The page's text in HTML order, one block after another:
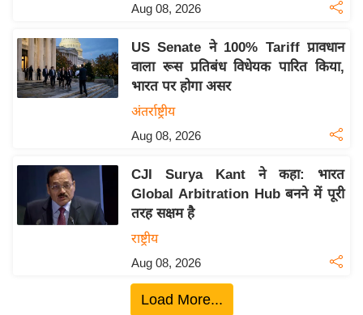
ग
इं
डि
ज
ग
Aug 08, 2026
US Senate ने 100% Tariff प्रावधान
वाला रूस प्रतिबंध विधेयक पारित किया,
भारत पर होगा असर
अंतर्राष्ट्रीय
Aug 08, 2026
CJI Surya Kant ने कहा: भारत
Global Arbitration Hub बनने में पूरी
तरह सक्षम है
राष्ट्रीय
Aug 08, 2026
Load More...